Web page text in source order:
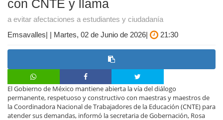
con CNTE y llama
a evitar afectaciones a estudiantes y ciudadanía
Emsavalles| | Martes, 02 de Junio de 2026|
21:30
El Gobierno de México mantiene abierta la vía del diálogo
permanente, respetuoso y constructivo con maestras y maestros de
la Coordinadora Nacional de Trabajadores de la Educación (CNTE) para
atender sus demandas, informó la secretaria de Gobernación, Rosa